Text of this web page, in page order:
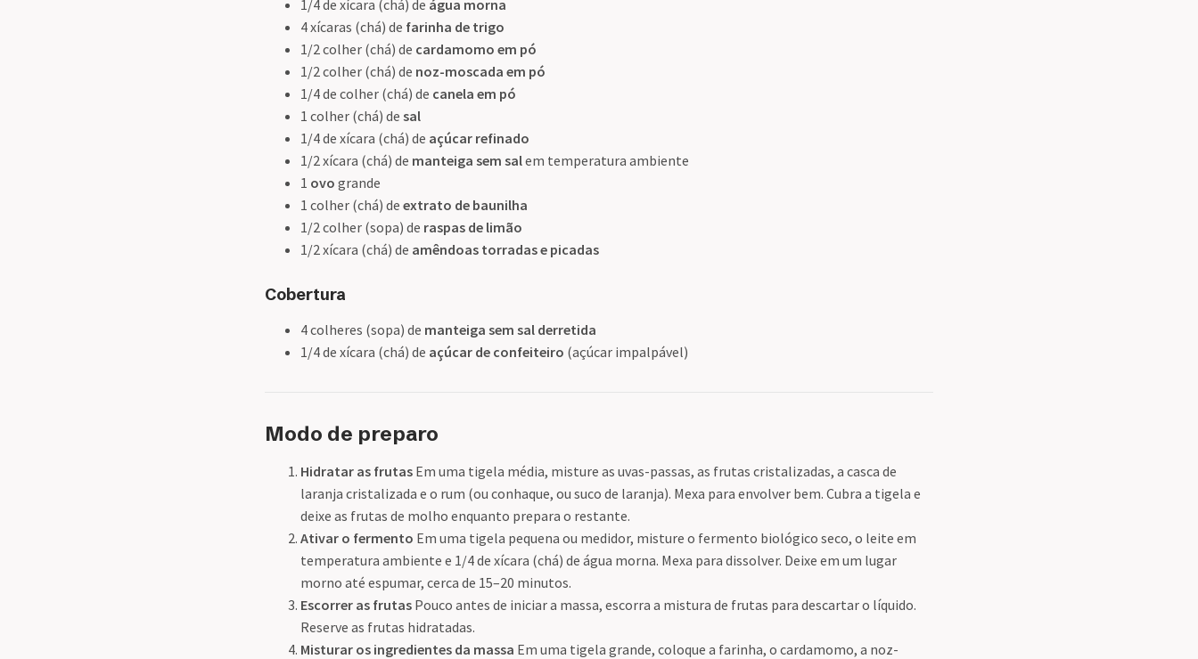
1/4 de xícara (chá) de água morna
4 xícaras (chá) de farinha de trigo
1/2 colher (chá) de cardamomo em pó
1/2 colher (chá) de noz-moscada em pó
1/4 de colher (chá) de canela em pó
1 colher (chá) de sal
1/4 de xícara (chá) de açúcar refinado
1/2 xícara (chá) de manteiga sem salem temperatura ambiente
1 ovo grande
1 colher (chá) de extrato de baunilha
1/2 colher (sopa) de raspas de limão
1/2 xícara (chá) de amêndoas torradas e picadas
Cobertura
4 colheres (sopa) de manteiga sem sal derretida
1/4 de xícara (chá) de açúcar de confeiteiro (açúcar impalpável)
Modo de preparo
Hidratar as frutas Em uma tigela média, misture as uvas-passas, as frutas cristalizadas, a casca de
laranja cristalizada e o rum (ou conhaque, ou suco de laranja). Mexa para envolver bem. Cubra a tigela e
deixe as frutas de molho enquanto prepara o restante.
Ativar o fermento Em uma tigela pequena ou medidor, misture o fermento biológico seco, o leite em
temperatura ambiente e 1/4 de xícara (chá) de água morna. Mexa para dissolver. Deixe em um lugar
morno até espumar, cerca de 15–20 minutos.
Escorrer as frutas Pouco antes de iniciar a massa, escorra a mistura de frutas para descartar o líquido.
Reserve as frutas hidratadas.
Misturar os ingredientes da massa Em uma tigela grande, coloque a farinha, o cardamomo, a noz-